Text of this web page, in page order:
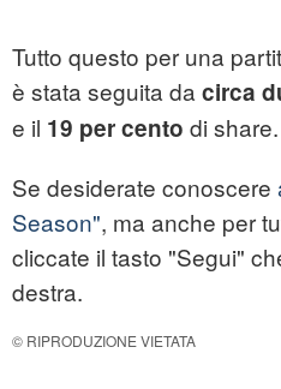
Tutto questo per una
è stata seguita da circa
e il 19 per cento di share.
Se desiderate conoscere
Season", ma anche per
cliccate il tasto "Segui"
destra.
© RIPRODUZIONE VIETATA